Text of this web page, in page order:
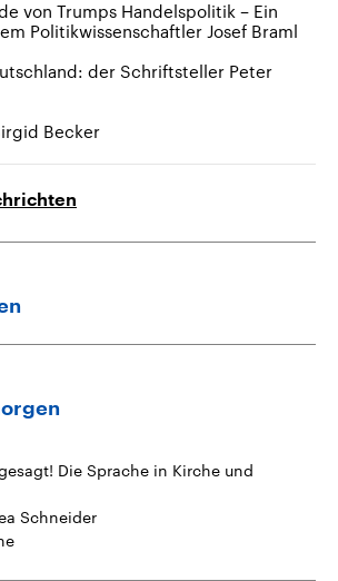
von Trumps Handelspolitik – Ein
Politikwissenschaftler Josef Braml
der Schriftsteller Peter
Becker
Die Sprache in Kirche und
Schneider